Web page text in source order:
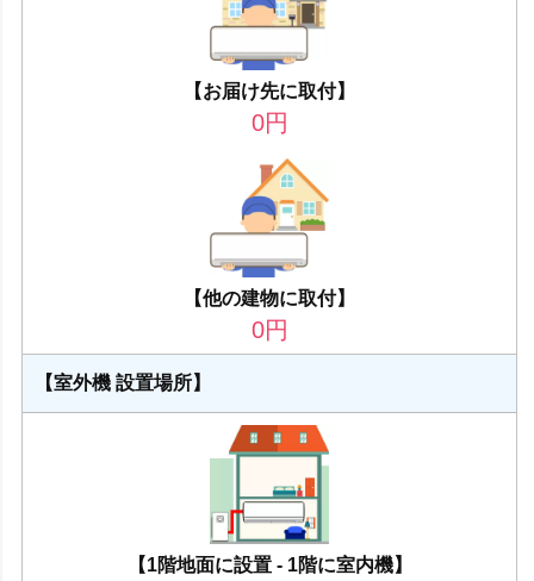
【お届け先に取付】
0円
【他の建物に取付】
0円
【室外機 設置場所】
【1階地面に設置 - 1階に室内機】